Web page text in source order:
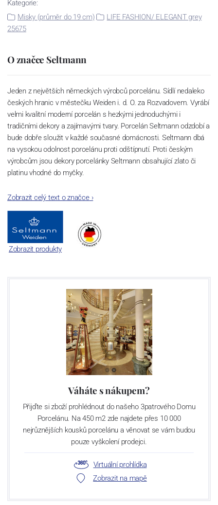
Kategorie:
Misky (průměr do 19 cm)
LIFE FASHION/ ELEGANT grey
25675
O značce Seltmann
Jeden z největších německých výrobců porcelánu. Sídlí nedaleko
českých hranic v městečku Weiden i. d. O. za Rozvadovem. Vyrábí
velmi kvalitní moderní porcelán s hezkými jednoduchými i
tradičními dekory a zajímavými tvary. Porcelán Seltmann odzdobí a
bude dobře sloužit v každé současné domácnosti. Seltmann dbá
na vysokou odolnost porcelánu proti odštípnutí. Proti českým
výrobcům jsou dekory porcelánky Seltmann obsahující zlato či
platinu vhodné do myčky.
Zobrazit celý text o značce›
Zobrazit produkty
Váháte s nákupem?
Přijďte si zboží prohlédnout do našeho 3patrového Domu
Porcelánu. Na 450 m2 zde najdete přes 10 000
nejrůznějších kousků porcelánu a věnovat se vám budou
pouze vyškolení prodejci.
Virtuální prohlídka
Zobrazit na mapě